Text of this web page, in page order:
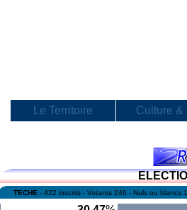
Le Territoire Culture &
TECHE - 422 inscrits - Votants 246 - Nuls ou blancs